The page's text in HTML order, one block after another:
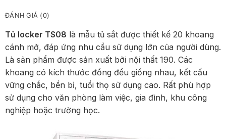
ĐÁNH GIÁ (0)
Tủ locker TS08 là mẫu tủ sắt được thiết kế 20 khoang
cánh mở, đáp ứng nhu cầu sử dụng lớn của người dùng.
Là sản phẩm được sản xuất bởi nội thất 190. Các
khoang có kích thước đồng đều giống nhau, kết cấu
vững chắc, bền bỉ, tuổi thọ sử dụng cao. Rất phù hợp
sử dụng cho văn phòng làm việc, gia đình, khu công
nghiệp hoặc trường học.